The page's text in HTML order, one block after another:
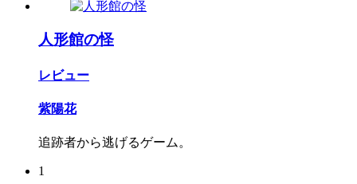
人形館の怪
レビュー
紫陽花
追跡者から逃げるゲーム。
1